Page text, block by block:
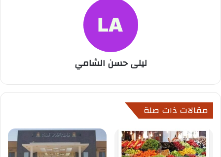
ليلى حسن الشامي
مقالات ذات صلة